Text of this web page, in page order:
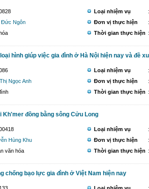
Đức Ngôn
Loại nhiệm vụ
Đơn vị thực hiện
Thời gian thực hiện
hình giúp việc gia đình ở Hà Nội hiện nay và đề
Ngọc Anh
Loại nhiệm vụ
Đơn vị thực hiện
Thời gian thực hiện
Kh'mer đồng bằng sông Cửu Long
Hùng Khu
văn hóa
Loại nhiệm vụ
Đơn vị thực hiện
Thời gian thực hiện
chống bạo lực gia đình ở Việt Nam hiện nay